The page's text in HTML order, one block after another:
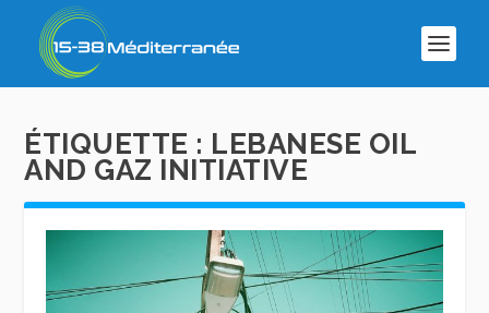
ÉTIQUETTE : LEBANESE OIL
AND GAZ INITIATIVE